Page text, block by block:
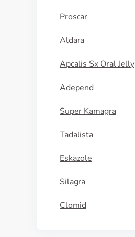
Proscar
Aldara
Apcalis Sx Oral Jelly
Adepend
Super Kamagra
Tadalista
Eskazole
Silagra
Clomid